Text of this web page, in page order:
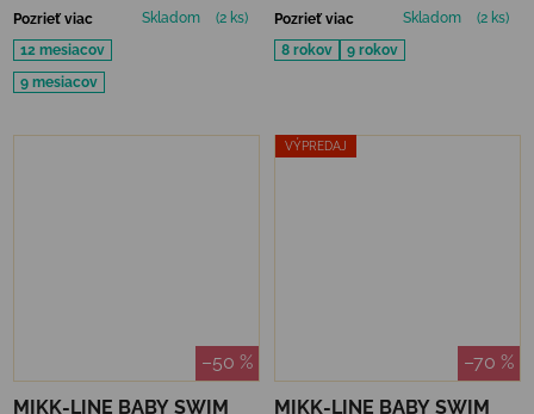
Pozrieť viac Skladom
(2 ks)
12 mesiacov
9 mesiacov
Pozrieť viac Skladom
(2 ks)
8 rokov
9 rokov
–50 %
MIKK-LINE BABY SWIM
VÝPREDAJ
–70 %
MIKK-LINE BABY SWIM